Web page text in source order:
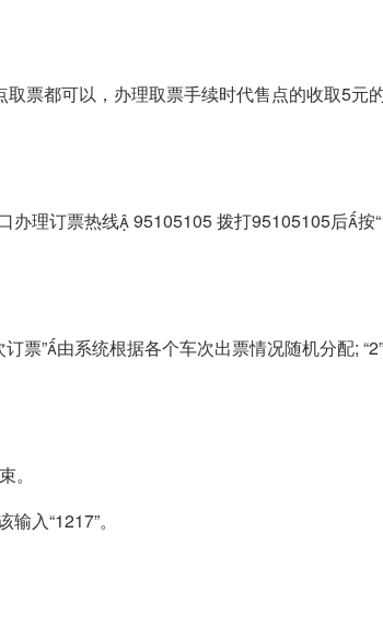
票都可以，办理取票手续时代售点的收取5元
理订票热线 95105105 拨打95105105后按
票”由系统根据各个车次出票情况随机分配;
。
入“1217”。